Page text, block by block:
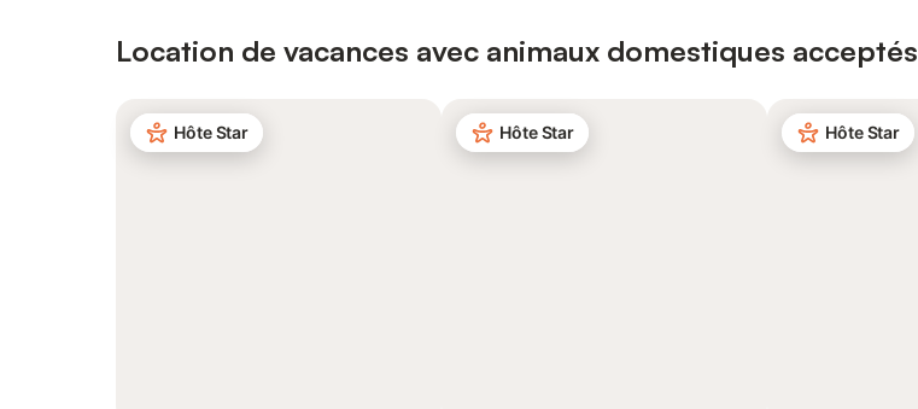
Location de vacances avec animaux domestiques acceptés
Hôte Star Hôte Star Hôte Star